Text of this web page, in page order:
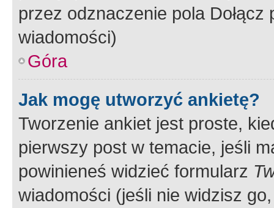
przez odznaczenie pola
wiadomości)
Góra
Jak mogę utworzyć ankietę?
Tworzenie ankiet jest proste,
pierwszy post w temacie, jeśli
powinieneś widzieć formularz
wiadomości (jeśli nie widzisz